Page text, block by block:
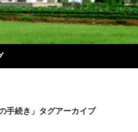
手続き」タグアーカイブ